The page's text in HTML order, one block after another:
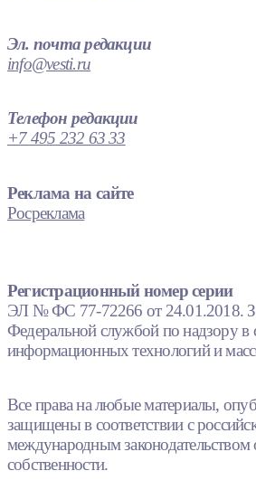
Эл. почта редакции
info@vesti.ru
Телефон редакции
+7 495 232 63 33
Реклама на сайте
Росреклама
Регистрационный номер серии
ЭЛ № ФС 77-72266 от 24.01.2018.
Федеральной службой по надзору в
информационных технологий и
Все права на любые материалы,
защищены в соответствии с
международным законодательством
собственности.